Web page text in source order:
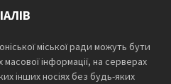
міської ради можуть бути
інформації, на серверах
інших носіях без будь-яких